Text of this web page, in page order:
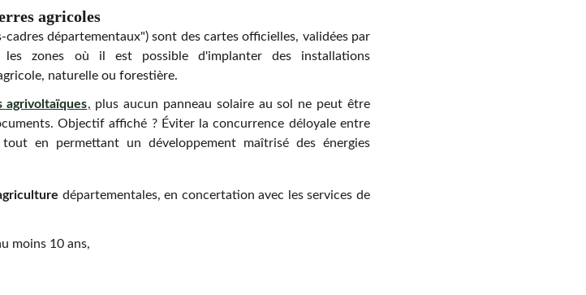
agricoles
départementaux") sont des cartes officielles, validées par
zones où il est possible d'implanter des installations
naturelle ou forestière.
agrivoltaïques, plus aucun panneau solaire au sol ne peut être
Objectif affiché ? Éviter la concurrence déloyale entre
en permettant un développement maîtrisé des énergies
départementales, en concertation avec les services de
moins 10 ans,